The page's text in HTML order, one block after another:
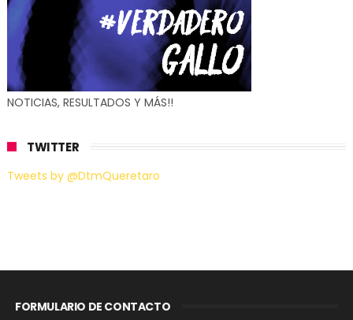
NOTICIAS, RESULTADOS Y MÁS!!
TWITTER
Tweets by @DtmQueretaro
FORMULARIO DE CONTACTO